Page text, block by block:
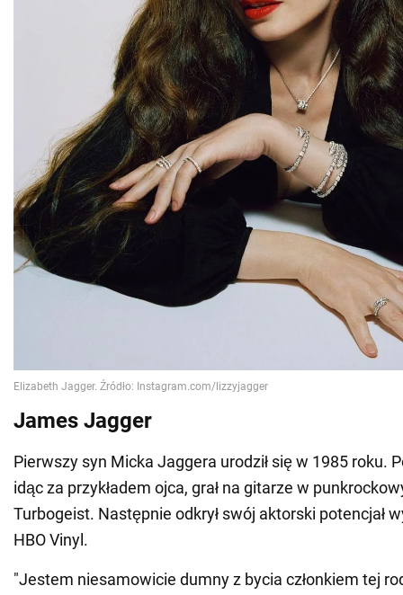
James Jagger
Pierwszy syn Micka Jaggera urodził się w 1985 roku.
idąc za przykładem ojca, grał na gitarze w
Turbogeist. Następnie odkrył swój aktorski potencjał
HBO Vinyl.
"Jestem niesamowicie dumny z bycia członkiem tej